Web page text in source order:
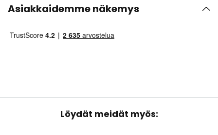
Asiakkaidemme näkemys
Löydät meidät myös: